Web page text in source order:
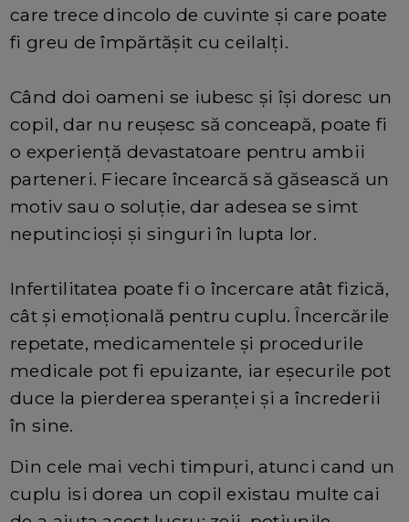
care trece dincolo de cuvinte și care poate
fi greu de împărtășit cu ceilalți.
Când doi oameni se iubesc și își doresc un
copil, dar nu reușesc să conceapă, poate fi
o experiență devastatoare pentru ambii
parteneri. Fiecare încearcă să găsească un
motiv sau o soluție, dar adesea se simt
neputincioși și singuri în lupta lor.
Infertilitatea poate fi o încercare atât fizică,
cât și emoțională pentru cuplu. Încercările
repetate, medicamentele și procedurile
medicale pot fi epuizante, iar eșecurile pot
duce la pierderea speranței și a încrederii
în sine.
Din cele mai vechi timpuri, atunci cand un
cuplu isi dorea un copil existau multe cai